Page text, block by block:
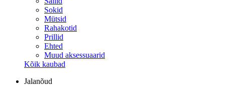
Sokid
Mütsid
Rahakotid
Prillid
Ehted
Muud aksessuaarid
Kõik kaubad
Jalanõud